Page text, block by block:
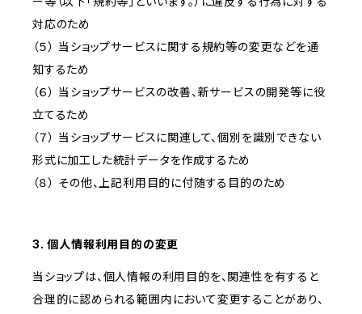
対応のため
（５） 当ショップサービスに関する規約等の変更などを通
知するため
（６） 当ショップサービスの改善、新サービスの開発等に役
立てるため
（７） 当ショップサービスに関連して、個別を識別できない
形式に加工した統計データを作成するため
（８） その他、上記利用目的に付随する目的のため
3. 個人情報利用目的の変更
当ショップは、個人情報の利用目的を、関連性を有すると
合理的に認められる範囲内において変更することがあり、